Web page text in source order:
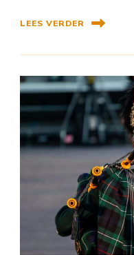
LEES VERDER